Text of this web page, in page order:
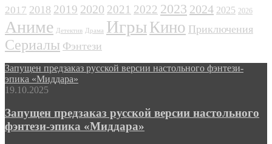
2017 2018 2019 2020 2021 2022 2023 2024 2025 2026
Аниме Детектив Драма ИгрыКино Приключения
Сериалы Фэнтези
Запущен предзаказ русской версии настольного фэнтези-
эпика «Миддара»
19.10.2025
Запущен предзаказ русской версии настольного
фэнтези-эпика «Миддара»